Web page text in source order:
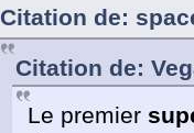
Citation de:
Citation de:
Le premier